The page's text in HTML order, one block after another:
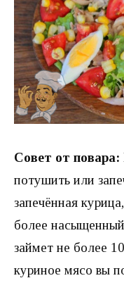
Совет от повара:
потушить или
запечённая
более
займет не более
куриное мясо вы